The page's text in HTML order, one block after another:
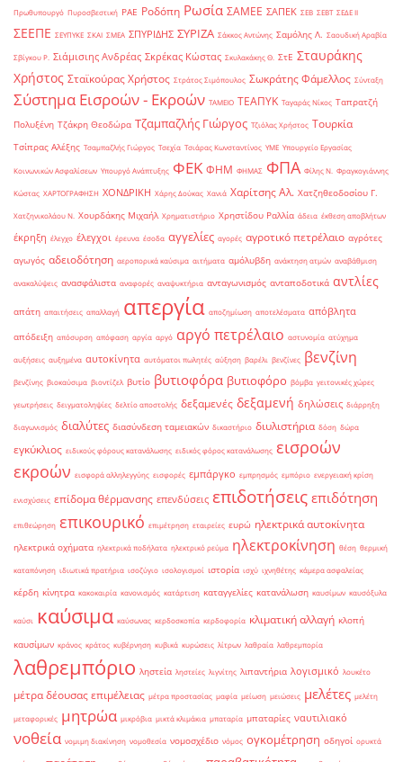
Πρωθυπουργό Πυροσβεστική ΡΑΕ Ροδόπη Ρωσία ΣΑΜΕΕ ΣΑΠΕΚ ΣΕΒ ΣΕΒΤ ΣΕΔΕ ΙΙ
ΣΕΕΠΕ ΣΕΥΠΥΚΕ ΣΚΑΙ ΣΜΕΑ ΣΠΥΡΙΔΗΣ ΣΥΡΙΖΑ Σάκκος Αντώνης Σαμόλης Λ. Σαουδική Αραβία
Σβίγκου Ρ. Σιάμισιης Ανδρέας Σκρέκας Κώστας Σκυλακάκης Θ. ΣτΕ Σταυράκης
Χρήστος Σταϊκούρας Χρήστος Στράτος Σιμόπουλος Σωκράτης Φάμελλος Σύνταξη
Σύστημα Εισροών - Εκροών ΤΑΜΕΙΟ ΤΕΑΠΥΚ Ταγαράς Νίκος Ταπρατζή
Πολυξένη Τζάκρη Θεοδώρα Τζαμπαζλής Γιώργος Τζιόλας Χρήστος Τουρκία
Τσίπρας Αλέξης Τσαμπαζλής Γιώργος Τσεχία Τσιάρας Κωνσταντίνος ΥΜΕ Υπουργείο Εργασίας
Κοινωνικών Ασφαλίσεων Υπουργό Ανάπτυξης ΦΕΚ ΦΗΜ ΦΗΜΑΣ ΦΠΑ Φίλης Ν. Φραγκογιάννης
Κώστας ΧΑΡΤΟΓΡΑΦΗΣΗ ΧΟΝΔΡΙΚΗ Χάρης Δούκας Χανιά Χαρίτσης Αλ. Χατζηθεοδοσίου Γ.
Χατζηνικολάου Ν. Χουρδάκης Μιχαήλ Χρηματιστήριο Χρηστίδου Ραλλία άδεια έκθεση αποβλήτων
έκρηξη έλεγχο έλεγχοι έρευνα έσοδα αγγελίες αγορές αγροτικό πετρέλαιο αγρότες
αγωγός αδειοδότηση αεροπορικά καύσιμα αιτήματα αμόλυβδη ανάκτηση ατμών αναβάθμιση
ανακαλύψεις ανασφάλιστα αναφορές αναψυκτήρια ανταγωνισμός ανταποδοτικά αντλίες
απάτη απαιτήσεις απαλλαγή απεργία αποζημίωση αποτελέσματα απόβλητα
απόδειξη απόσυρση απόφαση αργία αργό αργό πετρέλαιο αστυνομία ατύχημα
αυξήσεις αυξημένα αυτοκίνητα αυτόματοι πωλητές αύξηση βαρέλι βενζίνες βενζίνη
βενζίνης βιοκαύσιμα βιοντίζελ βυτίο βυτιοφόρα βυτιοφόρο βόμβα γειτονικές χώρες
γεωτρήσεις δειγματοληψίες δελτίο αποστολής δεξαμενές δεξαμενή δηλώσεις διάρρηξη
διαγωνισμός διαλύτες διασύνδεση ταμειακών δικαστήριο διυλιστήρια δόση δώρα
εγκύκλιος ειδικούς φόρους κατανάλωσης ειδικός φόρος κατανάλωσης εισροών
εκροών εισφορά αλληλεγγύης εισφορές εμπάργκο εμπρησμός εμπόριο ενεργειακή κρίση
ενισχύσεις επίδομα θέρμανσης επενδύσεις επιδοτήσεις επιδότηση
επιθεώρηση επικουρικό επιμέτρηση εταιρείες ευρώ ηλεκτρικά αυτοκίνητα
ηλεκτρικά οχήματα ηλεκτρικά ποδήλατα ηλεκτρικό ρεύμα ηλεκτροκίνηση θέση θερμική
καταπόνηση ιδιωτικά πρατήρια ισοζύγιο ισολογισμοί ιστορία ισχύ ιχνηθέτης κάμερα ασφαλείας
κέρδη κίνητρα κακοκαιρία κανονισμός κατάρτιση καταγγελίες κατανάλωση καυσίμων καυσόξυλα
καύσι καύσιμα καύσωνας κερδοσκοπία κερδοφορία κλιματική αλλαγή κλοπή
καυσίμων κράνος κράτος κυβέρνηση κυβικά κυρώσεις λίτρων λαθραία λαθρεμπορία
λαθρεμπόριο ληστεία ληστείες λιγνίτης λιπαντήρια λογισμικό λουκέτο
μέτρα δέουσας επιμέλειας μέτρα προστασίας μαφία μείωση μειώσεις μελέτες μελέτη
μεταφορικές μητρώα μικρόβια μικτά κλιμάκια μπαταρία μπαταρίες ναυτιλιακό
νοθεία νομιμη διακίνηση νομοθεσία νομοσχέδιο νόμος ογκομέτρηση οδηγοί ορυκτά